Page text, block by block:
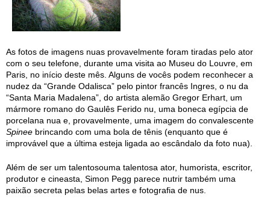
As fotos de imagens nuas provavelmente foram tiradas pelo ator
com o seu telefone, durante uma visita ao Museu do Louvre, em
Paris, no início deste mês. Alguns de vocês podem reconhecer a
nudez da “Grande Odalisca” pelo pintor francês Ingres, o nu da
“Santa Maria Madalena”, do artista alemão Gregor Erhart, um
mármore romano do Gaulês Ferido nu, uma boneca egípcia de
porcelana nua e, provavelmente, uma imagem do convalescente
Spinee brincando com uma bola de tênis (enquanto que é
improvável que a última esteja ligada ao escândalo da foto nua).
Além de ser um talentosouma talentosa ator, humorista, escritor,
produtor e cineasta, Simon Pegg parece nutrir também uma
paixão secreta pelas belas artes e fotografia de nus.